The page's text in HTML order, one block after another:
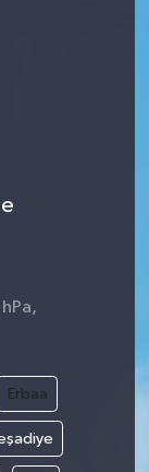
Erbaa